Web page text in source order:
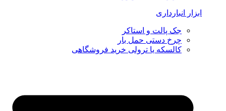
ابزار انبارداری
جک پالت و استاکر
چرخ دستی حمل بار
کالسکه یا ترولی خرید فروشگاهی